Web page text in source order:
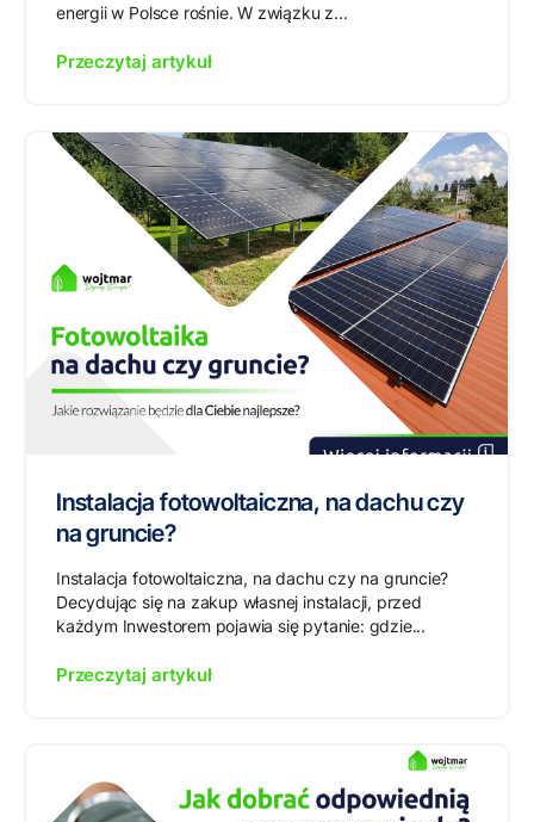
energii w Polsce rośnie. W związku z...
Przeczytaj artykuł
Instalacja fotowoltaiczna, na dachu czy
na gruncie?
Instalacja fotowoltaiczna, na dachu czy na gruncie?
Decydując się na zakup własnej instalacji, przed
każdym Inwestorem pojawia się pytanie: gdzie...
Przeczytaj artykuł